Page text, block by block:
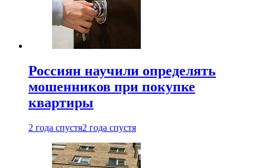
Россиян научили определять
мошенников при покупке
квартиры
2 года спустя2 года спустя